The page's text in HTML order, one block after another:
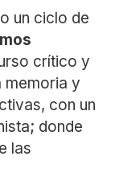
un ciclo de
crítico y
memoria y
con un
donde
las